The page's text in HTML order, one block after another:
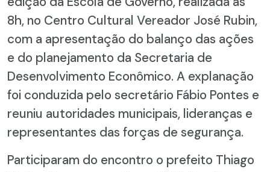
8h, no Centro Cultural Vereador José Rubin,
com a apresentação do balanço das ações
e do planejamento da Secretaria de
Desenvolvimento Econômico. A explanação
foi conduzida pelo secretário Fábio Pontes e
reuniu autoridades municipais, lideranças e
representantes das forças de segurança.
Participaram do encontro o prefeito Thiago